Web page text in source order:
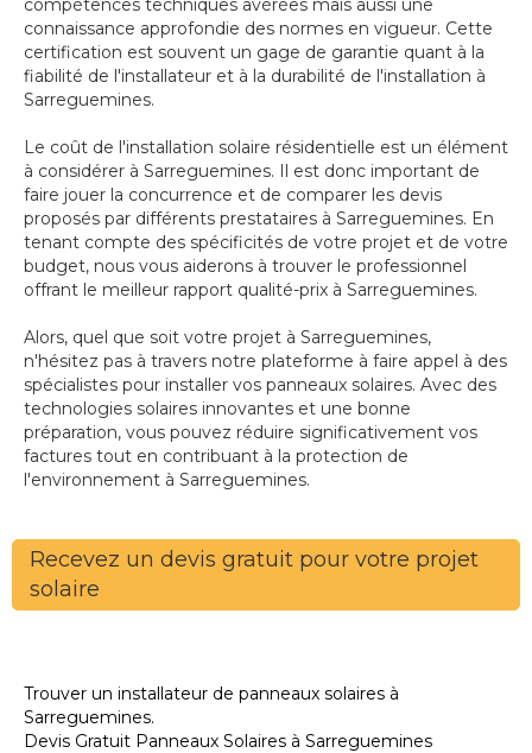
compétences techniques avérées mais aussi une
connaissance approfondie des normes en vigueur. Cette
certification est souvent un gage de garantie quant à la
fiabilité de l'installateur et à la durabilité de l'installation à
Sarreguemines.
Le coût de l'installation solaire résidentielle est un élément
à considérer à Sarreguemines. Il est donc important de
faire jouer la concurrence et de comparer les devis
proposés par différents prestataires à Sarreguemines. En
tenant compte des spécificités de votre projet et de votre
budget, nous vous aiderons à trouver le professionnel
offrant le meilleur rapport qualité-prix à Sarreguemines.
Alors, quel que soit votre projet à Sarreguemines,
n'hésitez pas à travers notre plateforme à faire appel à des
spécialistes pour installer vos panneaux solaires. Avec des
technologies solaires innovantes et une bonne
préparation, vous pouvez réduire significativement vos
factures tout en contribuant à la protection de
l'environnement à Sarreguemines.
Recevez un devis gratuit pour votre projet
solaire
Trouver un installateur de panneaux solaires à
Sarreguemines.
Devis Gratuit Panneaux Solaires à Sarreguemines